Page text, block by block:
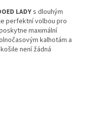
LADYs dlouhým
perfektní volbou pro
maximální
kalhotám a
není žádná